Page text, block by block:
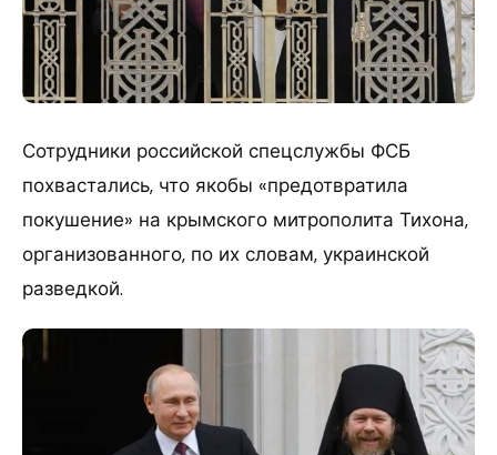
Сотрудники российской спецслужбы ФСБ
похвастались, что якобы «предотвратила
покушение» на крымского митрополита Тихона,
организованного, по их словам, украинской
разведкой.